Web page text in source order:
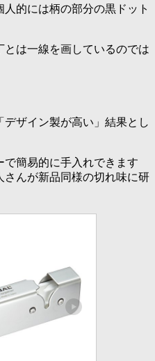
的には柄の部分の黒ドット
は一線を画しているのでは
デザイン製が高い」結果とし
簡易的に手入れできます
んが新品同様の切れ味に研